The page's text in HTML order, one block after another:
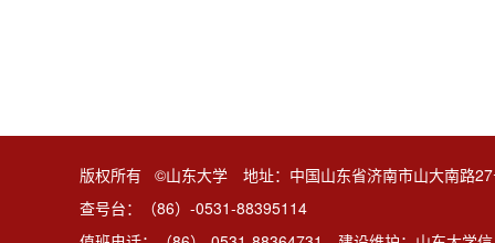
版权所有 ©山东大学 地址：中国山东省济南市山大南
查号台：（86）-0531-88395114